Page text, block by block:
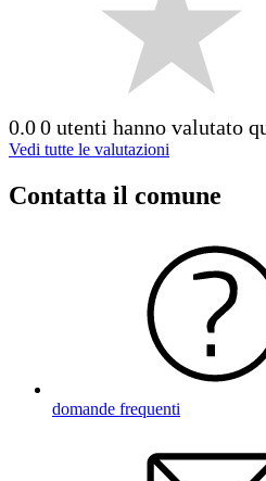
0.00 utenti hanno valutato
Vedi tutte le valutazioni
Contatta il comune
domande frequenti